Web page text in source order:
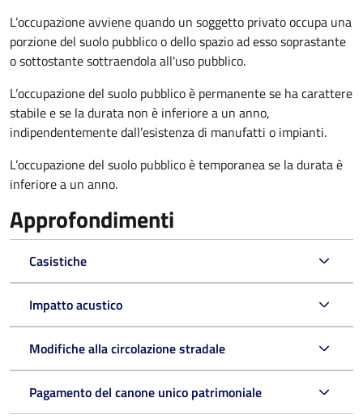
L’occupazione avviene quando un soggetto privato occupa una
porzione del suolo pubblico o dello spazio ad esso soprastante
o sottostante sottraendola all'uso pubblico.
L’occupazione del suolo pubblico è permanente se ha carattere
stabile e se la durata non è inferiore a un anno,
indipendentemente dall’esistenza di manufatti o impianti.
L’occupazione del suolo pubblico è temporanea se la durata è
inferiore a un anno.
Approfondimenti
Casistiche
Impatto acustico
Modifiche alla circolazione stradale
Pagamento del canone unico patrimoniale